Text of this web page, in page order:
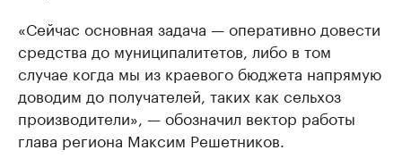
«Сейчас основная задача — оперативно довести
средства до муниципалитетов, либо в том
случае когда мы из краевого бюджета напрямую
доводим до получателей, таких как сельхоз
производители», — обозначил вектор работы
глава региона Максим Решетников.